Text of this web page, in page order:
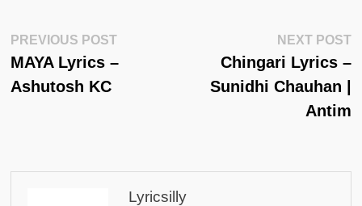
Post
Navigation
PREVIOUS POSTPrevious
MAYA Lyrics –
Ashutosh KC
NEXT POST
Chingari Lyrics –
Sunidhi Chauhan |
Antim
Lyricsilly